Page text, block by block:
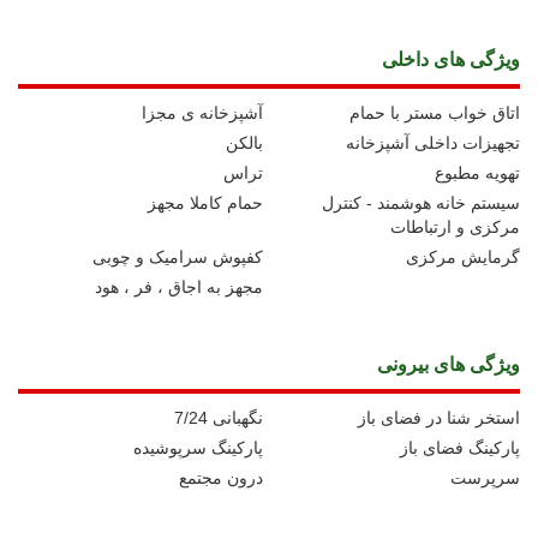
ویژگی های داخلی
آشپزخانه ی مجزا
اتاق خواب مستر با حمام
بالکن
تجهیزات داخلی آشپزخانه
تراس
تهویه مطبوع
حمام کاملا مجهز
سیستم خانه هوشمند - کنترل
مرکزی و ارتباطات
کفپوش سرامیک و چوبی
گرمایش مرکزی
مجهز به اجاق ، فر ، هود
ویژگی های بیرونی
نگهبانی 7/24
استخر شنا در فضای باز
پارکینگ سرپوشیده
پارکینگ فضای باز
درون مجتمع
سرپرست